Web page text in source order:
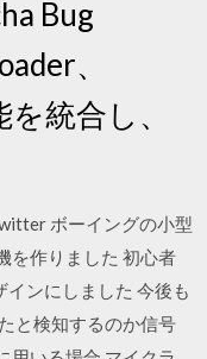
Bug
、
統合し、
ボーイングの小型
を作りました 初心者
ンにしました 今後も
と検知するのか信号